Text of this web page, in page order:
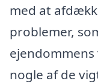
med at
problemer,
nogle af de